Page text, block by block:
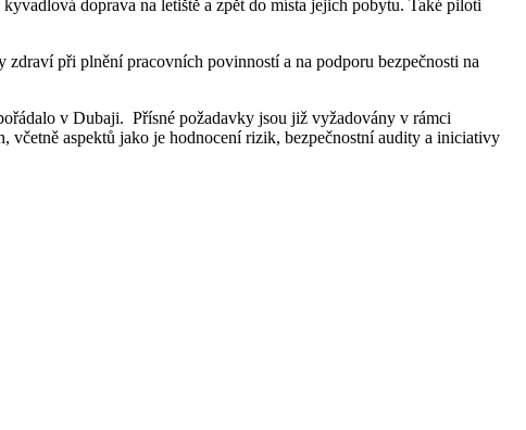
doprava na letiště a zpět do místa jejich pobytu. Také piloti
zdraví při plnění pracovních povinností a na podporu bezpečnosti na
v Dubaji. Přísné požadavky jsou již vyžadovány v rámci
včetně aspektů jako je hodnocení rizik, bezpečnostní audity a iniciativy